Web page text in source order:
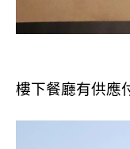
樓下餐廳有供應